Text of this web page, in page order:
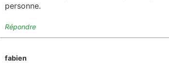
personne.
Répondre
fabien